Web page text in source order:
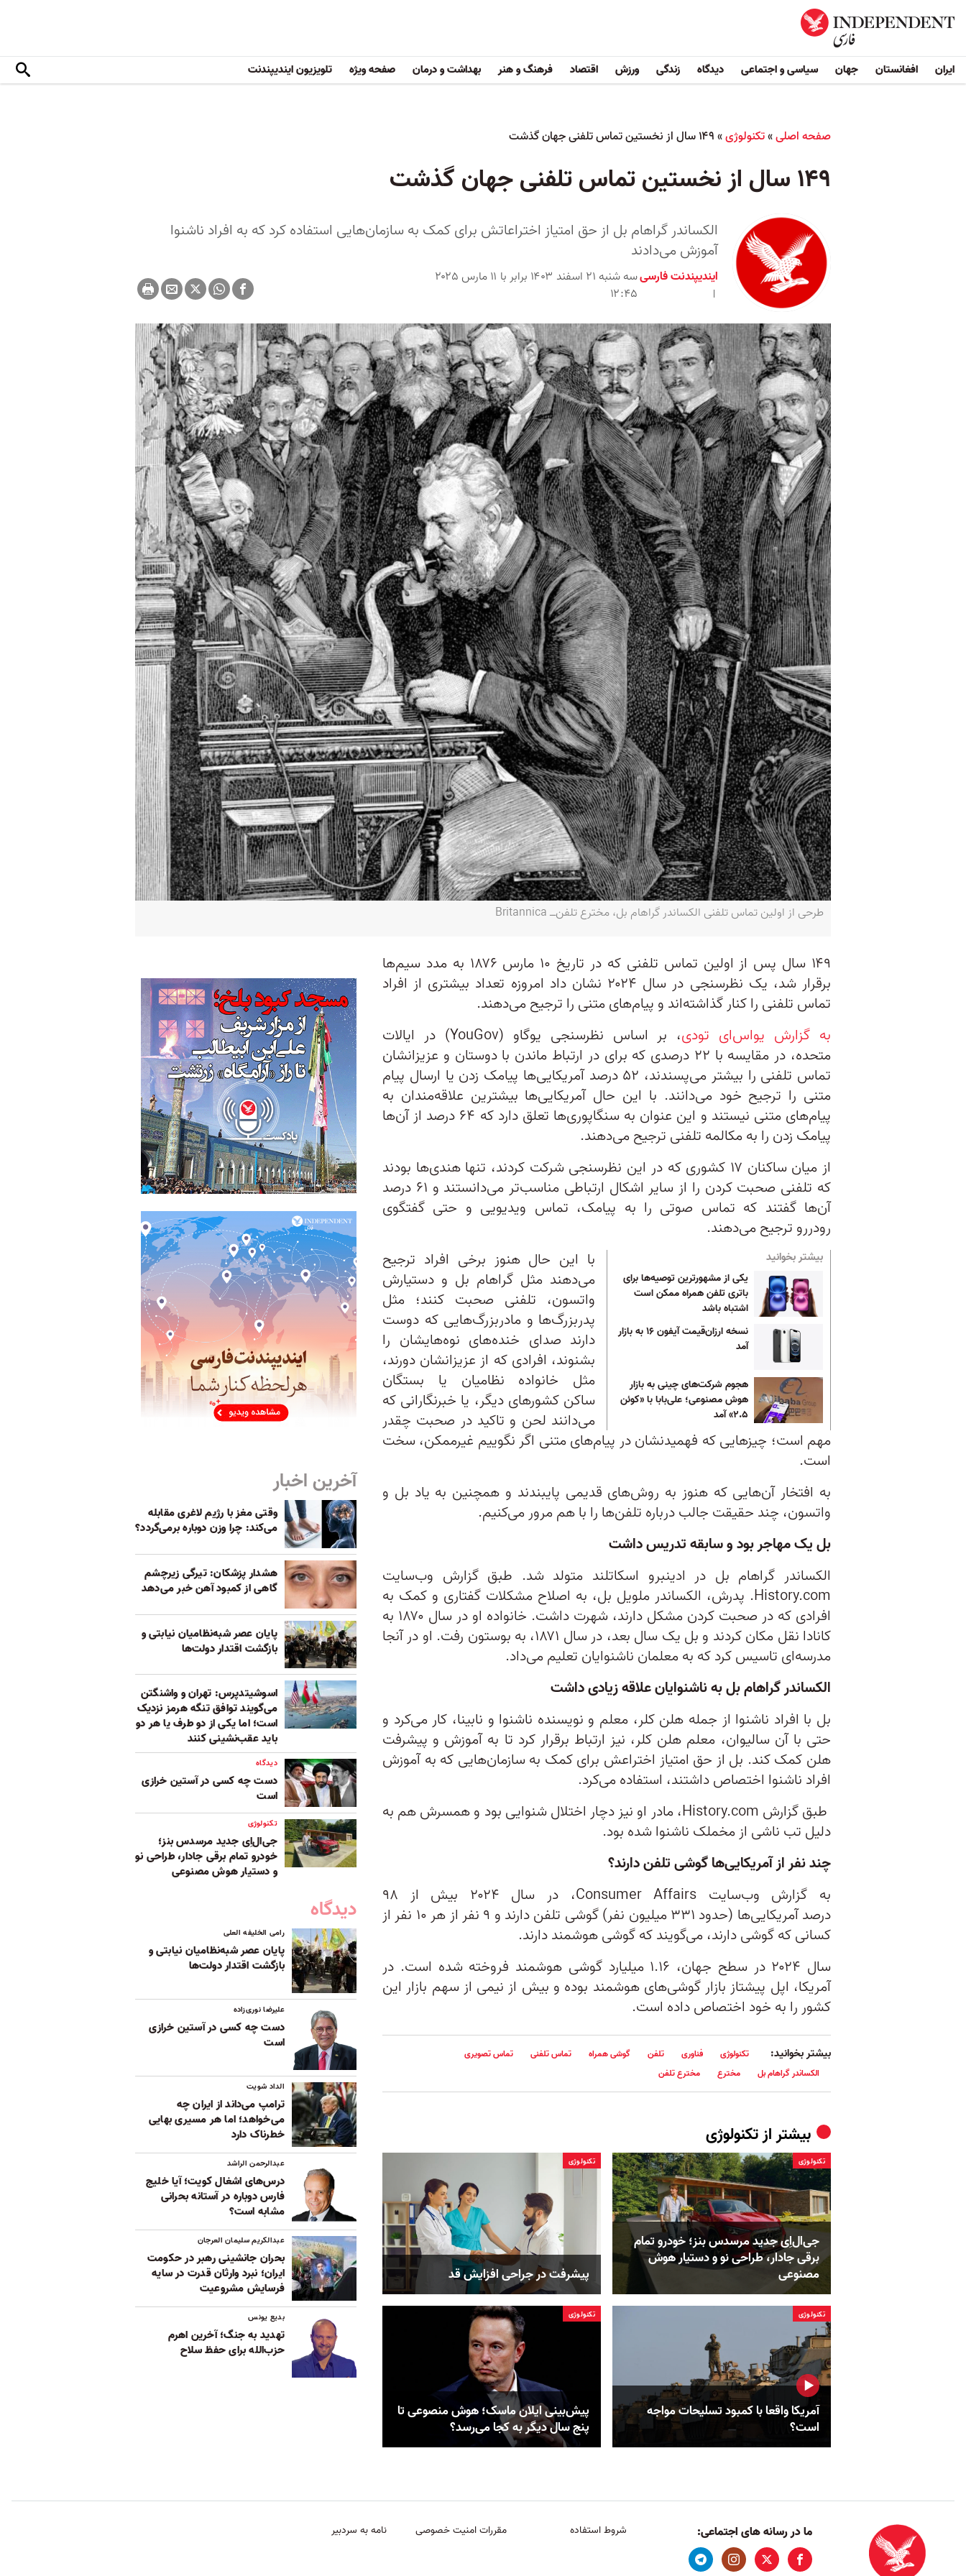
ایران افغانستان جهان سیاسی و اجتماعی دیدگاه زندگی ورزش اقتصاد فرهنگ و هنر بهداشت و درمان صفحه ویژه تلویزیون ایندیپندنت
صفحه اصلی»تکنولوژی»۱۴۹ سال از نخستین تماس تلفنی جهان گذشت
۱۴۹ سال از نخستین تماس تلفنی جهان گذشت
الکساندر گراهام بل از حق امتیاز اختراعاتش برای کمک به سازمان‌هایی استفاده کرد که به افراد ناشنوا
آموزش می‌دادند
ایندیپندنت فارسی
سه شنبه ۲۱ اسفند ۱۴۰۳ برابر با ۱۱ مارس ۲۰۲۵
۱۲:۴۵
طرحی از اولین تماس تلفنی الکساندر گراهام بل، مخترع تلفن‌ــ Britannica
۱۴۹ سال پس از اولین تماس تلفنی که در تاریخ ۱۰ مارس ۱۸۷۶ به مدد سیم‌ها
برقرار شد، یک نظرسنجی‌‌‌ در سال ۲۰۲۴ نشان داد امروزه تعداد بیشتری از افراد
تماس‌ تلفنی را کنار گذاشته‌اند و پیام‌های متنی را ترجیح می‌دهند.
به گزارش یو‌اس‌ای تودی
، بر اساس نظرسنجی یوگاو (YouGov) در ایالات
متحده، در مقایسه با ۲۲ درصدی که برای در ارتباط ماندن با دوستان و عزیزانشان
تماس تلفنی را بیشتر می‌پسندند، ۵۲ درصد آمریکایی‌ها پیامک زدن یا ارسال پیام
متنی را ترجیح خود می‌دانند. با این حال آمریکایی‌ها بیشترین علاقه‌مندان به
پیام‌‌های متنی نیستند و این عنوان به سنگاپوری‌ها تعلق دارد که ۶۴ درصد از آن‌ها
پیامک زدن را به مکالمه تلفنی ترجیح می‌دهند.
از میان ساکنان ۱۷ کشوری که در این نظرسنجی شرکت کردند، تنها هندی‌ها بودند
که تلفنی صحبت‌ کردن را از سایر اشکال ارتباطی مناسب‌تر می‌دانستند و ۶۱ درصد
آن‌ها گفتند که تماس صوتی را به پیامک، تماس ویدیویی و حتی گفتگوی
رودررو ترجیح می‌دهند.
بیشتر بخوانید
یکی از مشهورترین توصیه‌ها برای
باتری تلفن همراه ممکن است
اشتباه باشد
نسخه ارزان‌قیمت آیفون ۱۶ به بازار
آمد
هجوم شرکت‌های چینی به بازار
هوش مصنوعی؛ علی‌بابا با «کوئن
۲.۵» آمد
با این حال هنوز برخی افراد ترجیح
می‌دهند مثل گراهام بل و دستیارش
واتسون، تلفنی صحبت کنند؛ مثل
پدربزرگ‌ها و مادربزرگ‌هایی که دوست
دارند صدای خنده‌های نوه‌هایشان را
بشنوند، افرادی که از عزیزانشان دورند،
مثل خانواده‌ نظامیان یا بستگان
ساکن کشورهای دیگر، یا خبرنگارانی که
می‌دانند لحن و تاکید در صحبت چقدر
مهم است؛ چیزهایی که فهمیدنشان در پیام‌های متنی اگر نگوییم غیرممکن، سخت
است.
به افتخار آن‌هایی که هنوز به روش‌های قدیمی پایبندند و همچنین به یاد بل و
واتسون، چند حقیقت جالب درباره تلفن‌ها را با هم مرور می‌کنیم.
بل یک مهاجر بود و سابقه تدریس داشت
الکساندر گراهام بل در ادینبرو اسکاتلند متولد شد. طبق گزارش وب‌سایت
History.com. پدرش، الکساندر ملویل بل، به اصلاح مشکلات گفتاری و کمک به
افرادی که در صحبت کردن مشکل دارند، شهرت داشت. خانواده او در سال ۱۸۷۰ به
کانادا نقل مکان کردند و بل یک سال بعد، در سال ۱۸۷۱، به بوستون رفت. او در آنجا
مدرسه‌ای تاسیس کرد که به معلمان ناشنوایان تعلیم می‌داد.
الکساندر گراهام بل به ناشنوایان علاقه زیادی داشت
بل با افراد ناشنوا از جمله هلن کلر، معلم و نویسنده ناشنوا و نابینا، کار می‌کرد و
حتی با آن سالیوان، معلم هلن کلر، نیز ارتباط برقرار کرد تا به آموزش و پیشرفت
هلن کمک کند. بل از حق امتیاز اختراعش برای کمک به سازمان‌هایی که به آموزش
افراد ناشنوا اختصاص داشتند، استفاده می‌کرد.
طبق گزارش History.com، مادر او نیز دچار اختلال شنوایی بود و همسرش هم به
دلیل تب ناشی از مخملک ناشنوا شده بود.
چند نفر از آمریکایی‌ها گوشی تلفن دارند؟
به گزارش وب‌سایت Consumer Affairs، در سال ۲۰۲۴ بیش از ۹۸
درصد آمریکایی‌ها (حدود ۳۳۱ میلیون نفر) گوشی تلفن دارند و ۹ نفر از هر ۱۰ نفر از
کسانی که گوشی دارند، می‌گویند که گوشی هوشمند دارند.
سال ۲۰۲۴ در سطح جهان، ۱.۱۶ میلیارد گوشی هوشمند فروخته شده است. در
آمریکا، اپل پیشتاز بازار گوشی‌های هوشمند بوده و بیش از نیمی از سهم بازار این
کشور را به خود اختصاص داده است.
بیشتر بخوانید: تکنولوژی فناوری تلفن گوشی همراه تماس تلفنی
تماس تصویری
الکساندر گراهام بل
مخترع مخترع تلفن
بیشتر ازتکنولوژی
تکنولوژی
جی‌ال‌اِی جدید مرسدس بنز؛ خودرو تمام
برقی جادار، طراحی نو و دستیار هوش
مصنوعی
تکنولوژی
پیشرفت در جراحی افزایش قد
تکنولوژی
آمریکا واقعا با کمبود تسلیحات مواجه
است؟
تکنولوژی
پیش‌بینی ایلان ماسک؛ هوش منصوعی تا
پنج سال دیگر به کجا می‌رسد؟
آخرین اخبار
وقتی مغز با رژیم لاغری مقابله
می‌کند: چرا وزن دوباره برمی‌گردد؟
هشدار پزشکان: تیرگی زیرچشم
گاهی از کمبود آهن خبر می‌دهد
پایان عصر شبه‌نظامیان نیابتی و
بازگشت اقتدار دولت‌ها
اسوشیتدپرس: تهران و واشنگتن
می‌گویند توافق تنگه هرمز نزدیک
است؛ اما یکی از دو طرف یا هر دو
باید عقب‌نشینی کنند
دیدگاه
دست چه کسی در آستین خرازی
است
تکنولوژی
جی‌ال‌اِی جدید مرسدس بنز؛
خودرو تمام برقی جادار، طراحی نو
و دستیار هوش مصنوعی
دیدگاه
رامی الخلیفه العلی
پایان عصر شبه‌نظامیان نیابتی و
بازگشت اقتدار دولت‌ها
علیرضا نوری‌زاده
دست چه کسی در آستین خرازی
است
الداد شویت
ترامپ می‌داند از ایران چه
می‌خواهد؛ اما هر مسیری بهایی
خطرناک دارد
عبدالرحمن الراشد
درس‌های اشغال کویت؛ آیا خلیج
فارس دوباره در آستانه بحرانی
مشابه است؟
عبدالکریم سلیمان العرجان
بحران جانشینی رهبر در حکومت
ایران؛ نبرد وارثان قدرت در سایه
فرسایش مشروعیت
بدیع یونس
تهدید به جنگ؛ آخرین اهرم
حزب‌الله برای حفظ سلاح
ما در رسانه های اجتماعی: شروط استفاده مقررات امنیت خصوصی نامه به سردبیر